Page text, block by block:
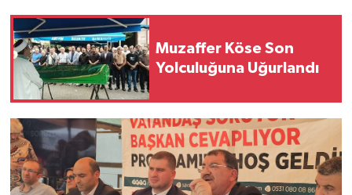
Muzaffer Köse Son
Yolculuğuna Uğurlandı